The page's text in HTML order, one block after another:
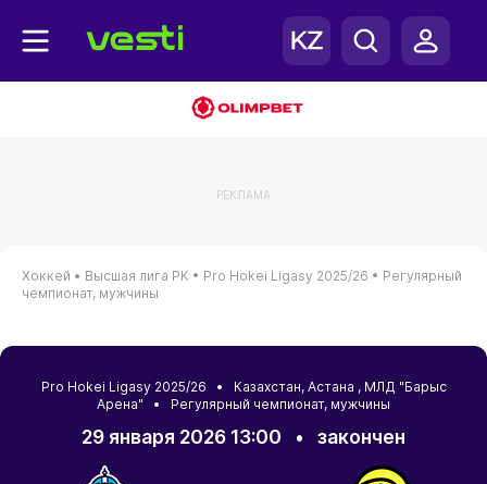
РЕКЛАМА
Хоккей • Высшая лига РК • Pro Hokei Ligasy 2025/26 • Регулярный
чемпионат, мужчины
Pro Hokei Ligasy 2025/26 • Казахстан, Астана , МЛД "Барыс
Арена" • Регулярный чемпионат, мужчины
29 января 2026 13:00 • закончен